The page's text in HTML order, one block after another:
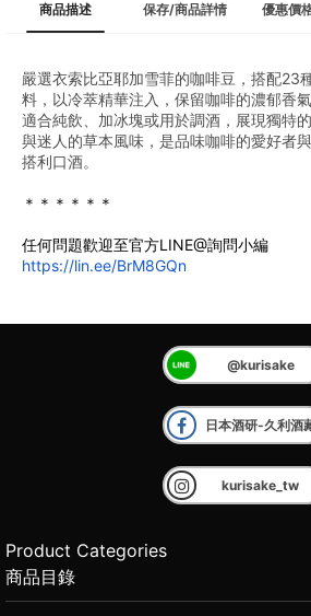
商品描述 保存/商品詳情 優惠價
嚴選衣索比亞耶加雪菲的咖啡豆，搭配23
料，以冷萃精華注入，保留咖啡的濃郁香
適合純飲、加冰塊或用於調酒，展現獨特
與迷人的草本風味，是品味咖啡的愛好者
搭利口酒。
﻿＊＊＊＊＊＊
任何問題歡迎至官方LINE@詢問小編
https://lin.ee/BrM8GQn
@kurisake
日本酒研-久利酒
kurisake_tw
Product Categories
商品目錄